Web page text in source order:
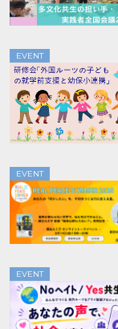
EVENT
EVENT
EVENT